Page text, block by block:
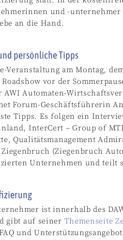
und -
an die Hand.
persönliche Tipps
am Montag,
vor der
AWI Automaten-
Forum-Geschäftsführerin
Tipps. Es folgen ein
InterCert – Group of
Qualitätsmanagement
(Ziegenbruch
Unternehmen und teilt
ist innerhalb des
gibt auf seiner Themenseite
und